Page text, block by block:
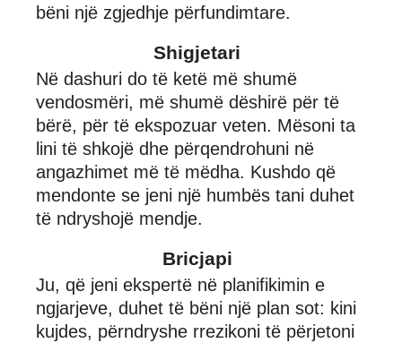
bëni një zgjedhje përfundimtare.
Shigjetari
Në dashuri do të ketë më shumë
vendosmëri, më shumë dëshirë për të
bërë, për të ekspozuar veten. Mësoni ta
lini të shkojë dhe përqendrohuni në
angazhimet më të mëdha. Kushdo që
mendonte se jeni një humbës tani duhet
të ndryshojë mendje.
Bricjapi
Ju, që jeni ekspertë në planifikimin e
ngjarjeve, duhet të bëni një plan sot: kini
kujdes, përndryshe rrezikoni të përjetoni